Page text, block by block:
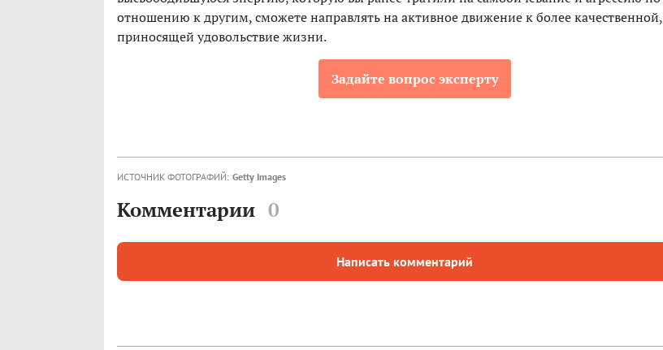
отношению к другим, сможете направлять на активное движение к более качественной,
приносящей удовольствие жизни.
Задайте вопрос эксперту
ИСТОЧНИК ФОТОГРАФИЙ: Getty Images
Комментарии 0
Написать комментарий